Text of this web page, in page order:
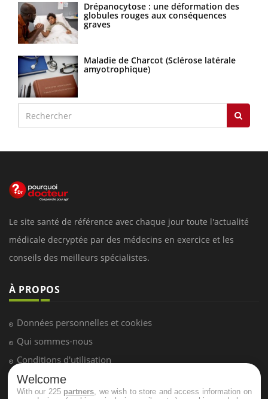
Drépanocytose : une déformation des
globules rouges aux conséquences
graves
Maladie de Charcot (Sclérose latérale
amyotrophique)
Le site santé de référence avec chaque jour toute l'actualité
médicale decryptée par des médecins en exercice et les
conseils des meilleurs spécialistes.
À PROPOS
Données personnelles et cookies
Qui sommes-nous
Conditions d'utilisation
Plan du site
Welcome
With our 225 partners , we wish to store and access information on